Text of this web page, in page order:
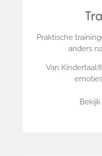
Praktische
anders
Van